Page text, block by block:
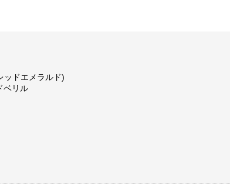
ッドエメラルド)
ベリル